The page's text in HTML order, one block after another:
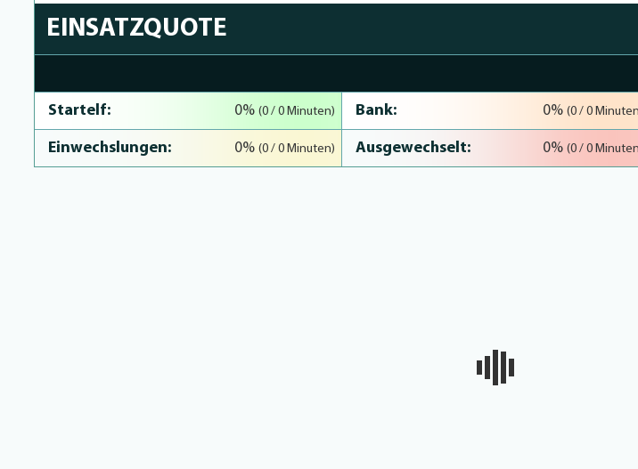
EINSATZQUOTE
Startelf: 0%(0 / 0 Minuten) Bank: 0% (0 / 0
Einwechslungen: 0%(0 / 0 Minuten) Ausgewechselt: 0% (0 / 0